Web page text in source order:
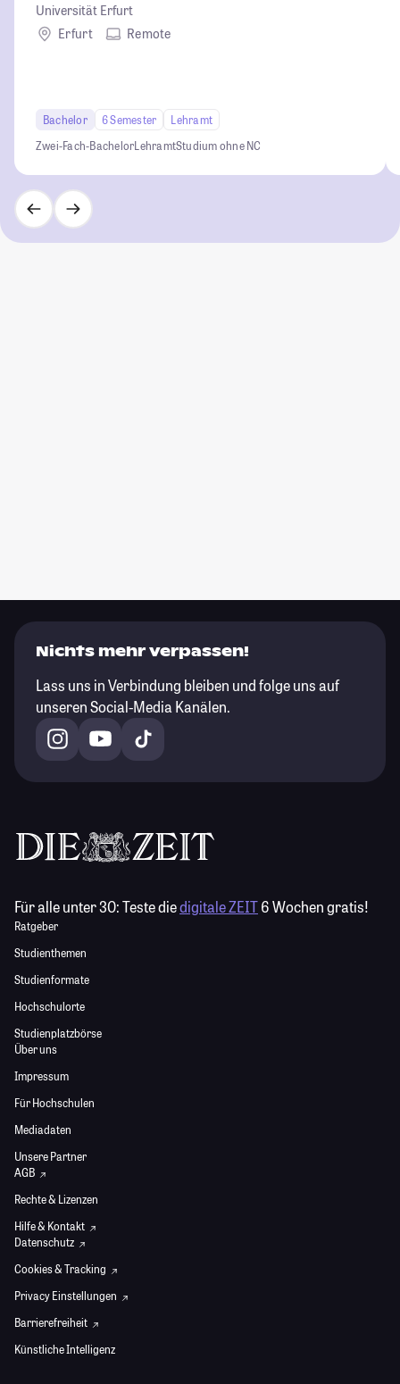
Universität Erfurt
Erfurt
Remote
Bachelor 6 Semester
Lehramt
Zwei-Fach-BachelorLehramtStudium ohne NC
Nichts mehr verpassen!
Lass uns in Verbindung bleiben und folge uns auf
unseren Social-Media Kanälen.
Für alle unter 30:Teste diedigitale ZEIT6 Wochen gratis!
Ratgeber
Studienthemen
Studienformate
Hochschulorte
Studienplatzbörse
Über uns
Impressum
Für Hochschulen
Mediadaten
Unsere Partner
AGB
Rechte & Lizenzen
Hilfe & Kontakt
Datenschutz
Cookies & Tracking
Privacy Einstellungen
Barrierefreiheit
Künstliche Intelligenz